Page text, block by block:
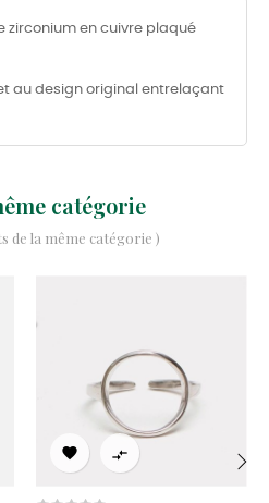
zirconium en cuivre plaqué
au design original entrelaçant
catégorie
de la même catégorie )
 